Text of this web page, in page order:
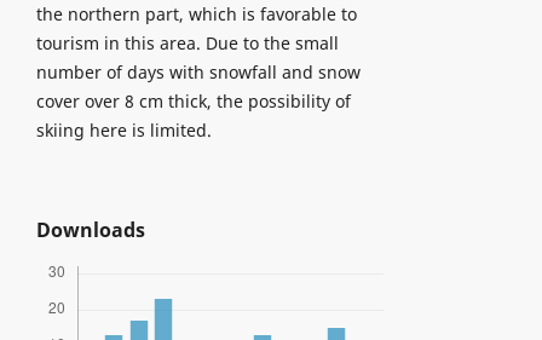
the northern part, which is favorable to
tourism in this area. Due to the small
number of days with snowfall and snow
cover over 8 cm thick, the possibility of
skiing here is limited.
Downloads